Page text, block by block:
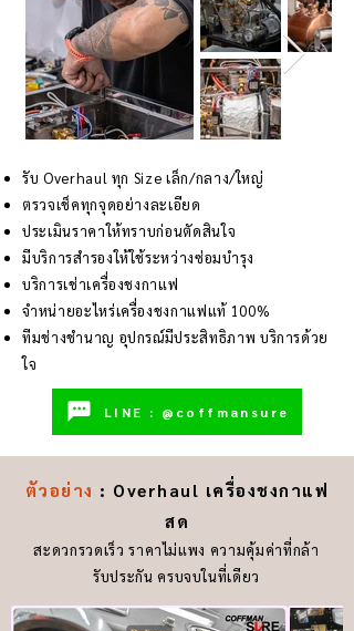
รับ Overhaul ทุก Size เล็ก/กลาง/ใหญ่
ตรวจเช็คทุกจุดอย่างละเอียด
ประเมินราคาให้ทราบก่อนตัดสินใจ
มีบริการสำรองให้ใช้ระหว่างซ่อมบำรุง
บริการเช่าเครื่องชงกาแฟ
จำหน่ายอะไหร่เครื่องชงกาแฟแท้ 100%
ทีมช่างชำนาญ อุปกรณ์มีประสิทธิภาพ บริการด้วย
ใจ
LINE : @coffmansure
ตัวอย่าง : Overhaul เครื่องชงกาแฟ
สด
สะดวกรวดเร็ว ราคาไม่แพง ความคุ้มค่าที่กล้า
รับประกัน ครบจบในที่เดียว